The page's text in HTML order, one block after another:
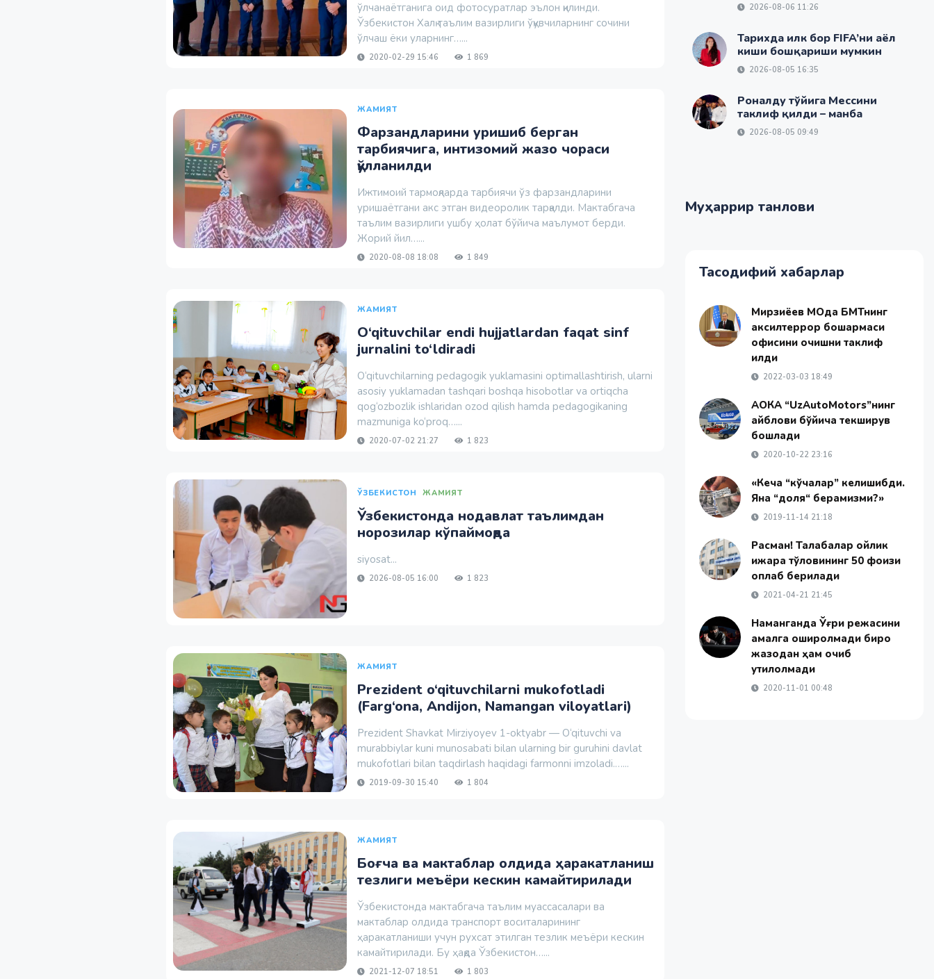
ўлчанаётганига оид фотосуратлар эълон қилинди.
Ўзбекистон Халқ таълим вазирлиги ўқувчиларнинг сочини
ўлчаш ёки уларнинг…...
2020-02-29 15:46 1 869
ЖАМИЯТ
Фарзандларини уришиб берган
тарбиячига, интизомий жазо чораси
қўлланилди
Ижтимоий тармоқларда тарбиячи ўз фарзандларини
уришаётгани акс этган видеоролик тарқалди. Мактабгача
таълим вазирлиги ушбу ҳолат бўйича маълумот берди.
Жорий йил…...
2020-08-08 18:08 1 849
ЖАМИЯТ
O‘qituvchilar endi hujjatlardan faqat sinf
jurnalini to‘ldiradi
O‘qituvchilarning pedagogik yuklamasini optimallashtirish, ularni
asosiy yuklamadan tashqari boshqa hisobotlar va ortiqcha
qog‘ozbozlik ishlaridan ozod qilish hamda pedagogikaning
mazmuniga ko‘proq…...
2020-07-02 21:27 1 823
ЎЗБЕКИСТОН ЖАМИЯТ
Ўзбекистонда нодавлат таълимдан
норозилар кўпаймоқда
siyosat...
2026-08-05 16:00 1 823
ЖАМИЯТ
Prezident o‘qituvchilarni mukofotladi
(Farg‘ona, Andijon, Namangan viloyatlari)
Prezident Shavkat Mirziyoyev 1-oktyabr — O‘qituvchi va
murabbiylar kuni munosabati bilan ularning bir guruhini davlat
mukofotlari bilan taqdirlash haqidagi farmonni imzoladi.…...
2019-09-30 15:40 1 804
ЖАМИЯТ
Боғча ва мактаблар олдида ҳаракатланиш
тезлиги меъёри кескин камайтирилади
Ўзбекистонда мактабгача таълим муассасалари ва
мактаблар олдида транспорт воситаларининг
ҳаракатланиши учун рухсат этилган тезлик меъёри кескин
камайтирилади. Бу ҳақда Ўзбекистон…...
2021-12-07 18:51 1 803
2026-08-06 11:26
Тарихда илк бор FIFA’ни аёл
киши бошқариши мумкин
2026-08-05 16:35
Роналду тўйига Мессини
таклиф қилди – манба
2026-08-05 09:49
Муҳаррир танлови
Тасодифий хабарлар
Мирзиёев МОда БМТнинг
аксилтеррор бошқармаси
офисини очишни таклиф
қилди
2022-03-03 18:49
АОКА “UzAutoMotors”нинг
айблови бўйича текширув
бошлади
2020-10-22 23:16
«Кеча “кўчалар” келишибди.
Яна “доля“ берамизми?»
2019-11-14 21:18
Расман! Талабалар ойлик
ижара тўловининг 50 фоизи
қоплаб берилади
2021-04-21 21:45
Наманганда Ўғри режасини
амалга оширолмади бироқ
жазодан ҳам қочиб
қутилолмади
2020-11-01 00:48